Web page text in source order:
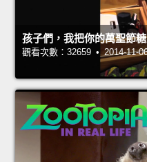
孩子們，我把你的萬聖節糖
觀看次數：32659 • 2014-11-